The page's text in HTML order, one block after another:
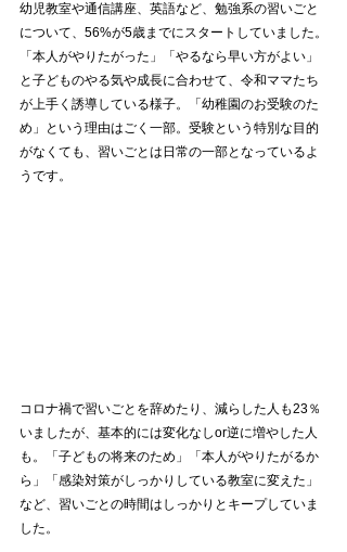
幼児教室や通信講座、英語など、勉強系の習いごと
について、56%が5歳までにスタートしていました。
「本人がやりたがった」「やるなら早い方がよい」
と子どものやる気や成長に合わせて、令和ママたち
が上手く誘導している様子。「幼稚園のお受験のた
め」という理由はごく一部。受験という特別な目的
がなくても、習いごとは日常の一部となっているよ
うです。
コロナ禍で習いごとを辞めたり、減らした人も23％
いましたが、基本的には変化なしor逆に増やした人
も。「子どもの将来のため」「本人がやりたがるか
ら」「感染対策がしっかりしている教室に変えた」
など、習いごとの時間はしっかりとキープしていま
した。